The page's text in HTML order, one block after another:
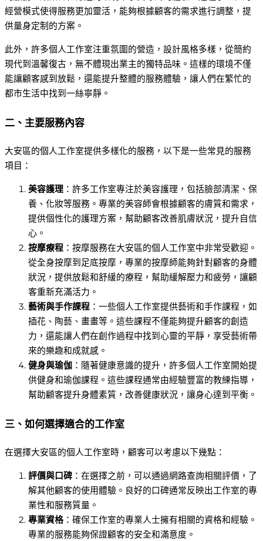
經營模式使得服務更加靈活，能夠根據顧客的需求進行調整，提
供量身定制的方案。
此外，許多個人工作室注重氛圍的營造，設計風格多樣，從簡約
現代到溫馨復古，無不體現出業主的獨特品味。這樣的環境不僅
能讓顧客感到放鬆，還能提升整體的服務體驗，讓人們在繁忙的
都市生活中找到一絲寧靜。
二、主要服務內容
大安區的個人工作室提供多樣化的服務，以下是一些常見的服務
項目：
美容護理 ：許多工作室專注於美容護理，包括臉部清潔、保
養、化妝等服務。專業的美容師會根據顧客的膚質和需求，
提供個性化的護理方案，幫助顧客改善肌膚狀況，提升自信
心。
按摩療程 ：按摩服務在大安區的個人工作室中非常受歡迎。
從全身按摩到足底按摩，專業的按摩師能夠針對顧客的身體
狀況，提供放鬆和舒緩的療程，幫助緩解壓力和疲勞，讓顧
客重新充滿活力。
藝術與手作課程 ：一些個人工作室提供藝術和手作課程，如
插花、陶藝、畫畫等。這些課程不僅能夠提升顧客的創造
力，還能讓人們在創作過程中找到心靈的平靜，享受藝術帶
來的樂趣和成就感。
健身與瑜伽 ：隨著健康意識的提升，許多個人工作室開始提
供健身和瑜伽課程。這些課程通常由經驗豐富的教練指導，
幫助顧客提升身體素質，改善健康狀況，讓身心達到平衡。
三、如何選擇適合的工作室
在選擇大安區的個人工作室時，顧客可以考慮以下幾點：
評價與口碑 ：在選擇之前，可以通過網路查詢相關評價，了
解其他顧客的使用體驗。良好的口碑通常反映出工作室的專
業性和服務質量。
專業資格：確保工作室的專業人士擁有相關的資格和經驗。
專業的服務能夠保證顧客的安全和滿意度。